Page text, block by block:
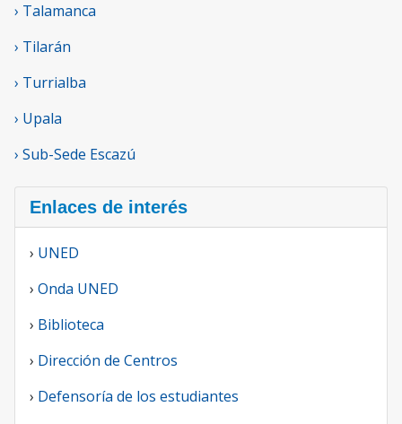
› Talamanca
› Tilarán
› Turrialba
› Upala
› Sub-Sede Escazú
Enlaces de interés
› UNED
› Onda UNED
› Biblioteca
› Dirección de Centros
› Defensoría de los estudiantes